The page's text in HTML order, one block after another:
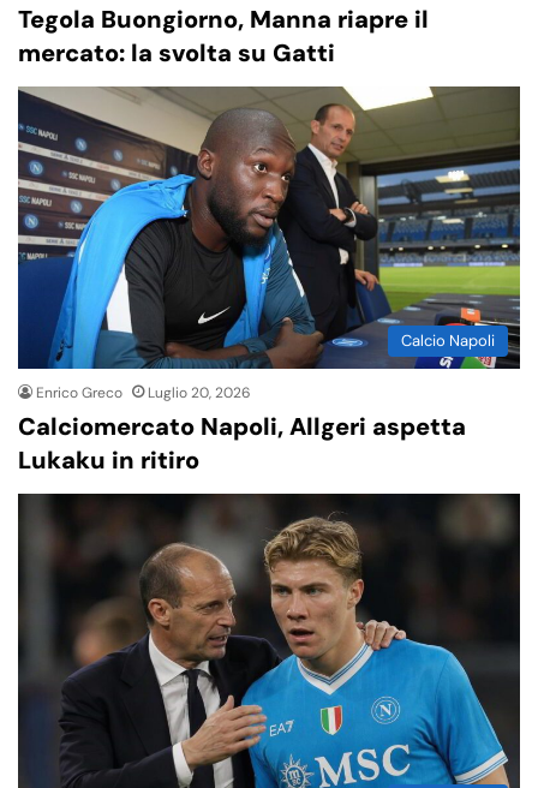
Tegola Buongiorno, Manna riapre il
mercato: la svolta su Gatti
Calcio Napoli
Enrico Greco Luglio 20, 2026
Calciomercato Napoli, Allgeri aspetta
Lukaku in ritiro